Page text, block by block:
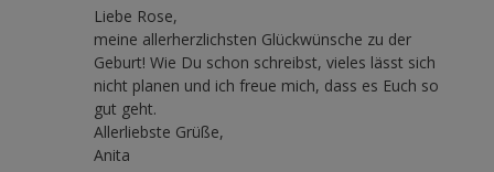
Liebe Rose,
meine allerherzlichsten Glückwünsche zu der
Geburt! Wie Du schon schreibst, vieles lässt sich
nicht planen und ich freue mich, dass es Euch so
gut geht.
Allerliebste Grüße,
Anita